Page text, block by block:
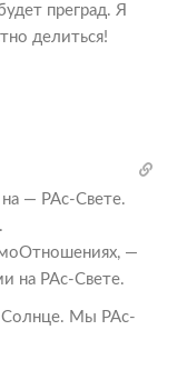
преград. Я
делиться!
— РАс-Свете.
—
на РАс-Свете.
Солнце. Мы РАс-